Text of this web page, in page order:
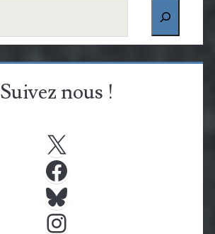
Suivez nous !